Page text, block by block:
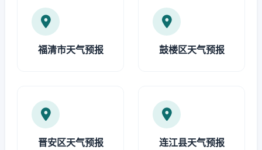
福清市天气预报 鼓楼区天气预报
晋安区天气预报 连江县天气预报